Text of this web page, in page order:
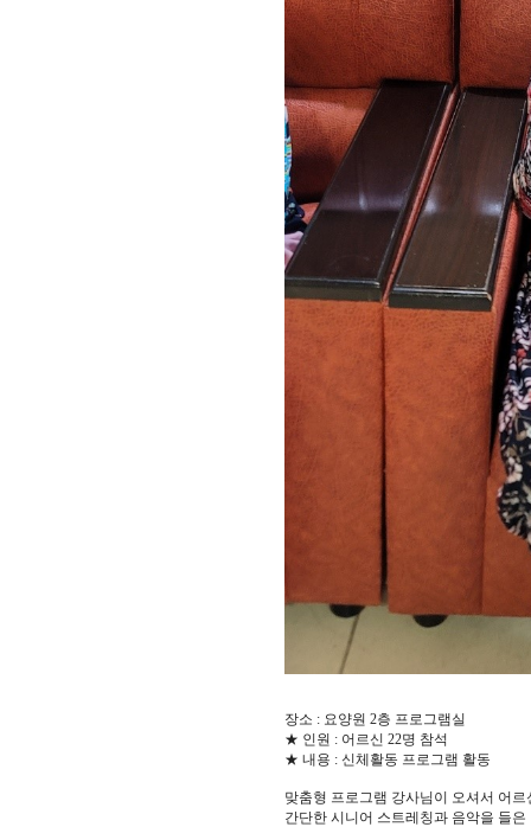
장소 : 요양원 2층 프로그램실
★ 인원 : 어르신 22명 참석
★ 내용 : 신체활동 프로그램 활동
맞춤형 프로그램 강사님이 오셔서 어
간단한 시니어 스트레칭과 음악을 들